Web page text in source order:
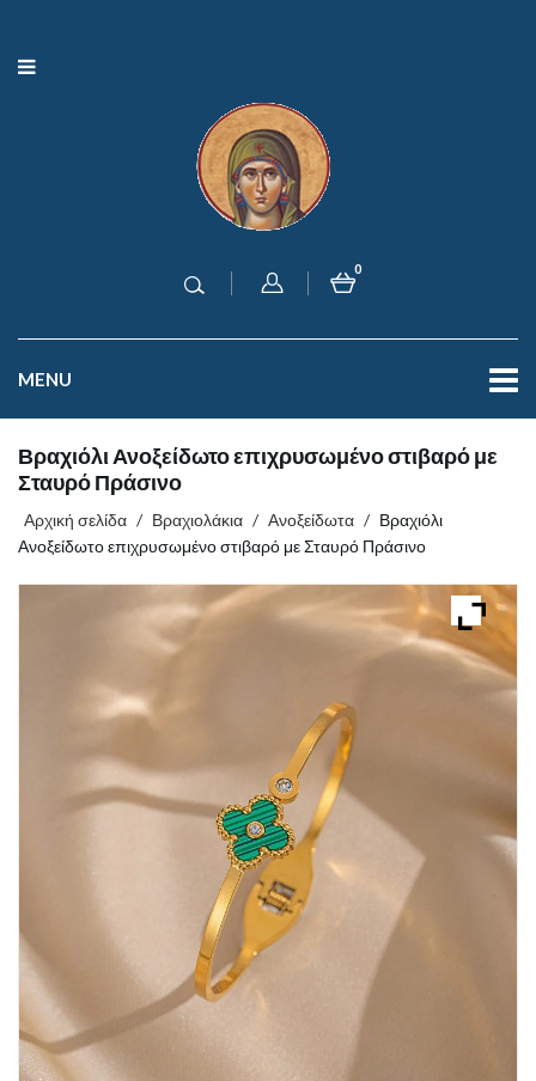
0
MENU
Βραχιόλι Ανοξείδωτο επιχρυσωμένο στιβαρό με
Σταυρό Πράσινο
Αρχική σελίδα / Βραχιολάκια / Ανοξείδωτα / Βραχιόλι
Ανοξείδωτο επιχρυσωμένο στιβαρό με Σταυρό Πράσινο